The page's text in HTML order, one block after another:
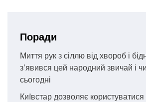
Поради
Миття рук з сіллю від хвороб і
з’явився цей народний звичай і
сьогодні
Київстар дозволяє користуватися